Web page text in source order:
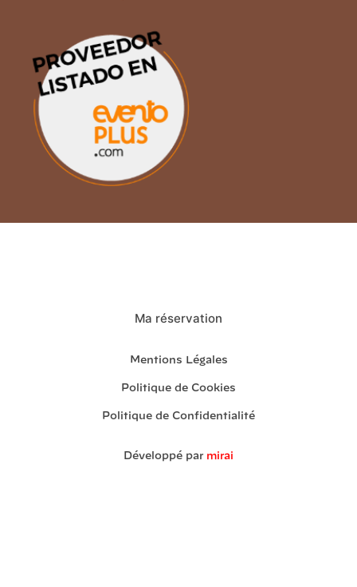
Ma réservation
Mentions Légales
Politique de Cookies
Politique de Confidentialité
Développé par mirai